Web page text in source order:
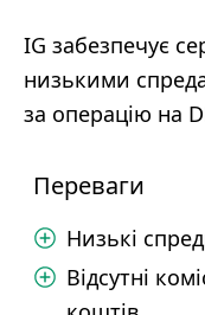
IG забезпечує
низькими
за операцію на
Переваги
Низькі
Відсутні